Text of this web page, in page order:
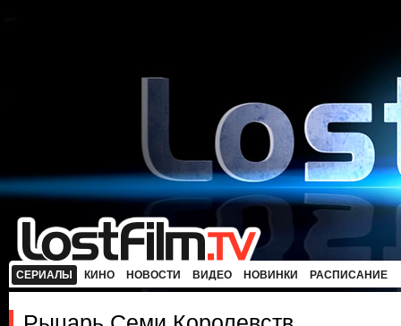
СЕРИАЛЫ КИНО НОВОСТИ ВИДЕО НОВИНКИ РАСПИСАНИЕ